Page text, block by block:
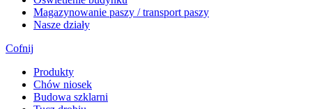
Magazynowanie paszy / transport paszy
Nasze działy
Cofnij
Produkty
Chów niosek
Budowa szklarni